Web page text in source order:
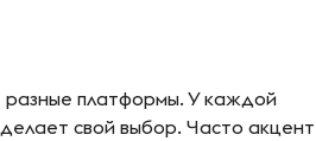
разные платформы. У каждой
свой выбор. Часто акцент